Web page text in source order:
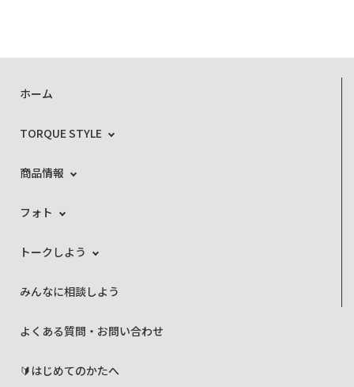
ホーム
TORQUE STYLE
商品情報
フォト
トークしよう
みんなに相談しよう
よくある質問・お問い合わせ
🔰はじめてのかたへ